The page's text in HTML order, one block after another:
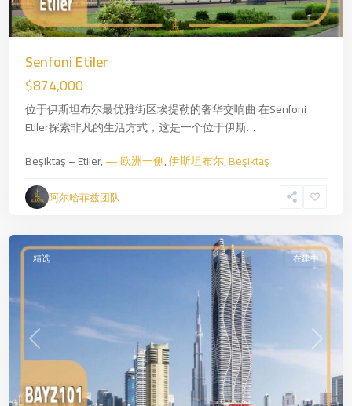
Senfoni Etiler
$874,000
位于伊斯坦布尔最优雅街区埃提勒的奢华交响曲 在Senfoni
Etiler探索非凡的生活方式，这是一个位于伊斯…
Beşiktaş – Etiler,— 欧洲一侧,伊斯坦布尔,Beşiktaş
阿尔哈菲兹团队
迪
Previous Next
精选 在建中